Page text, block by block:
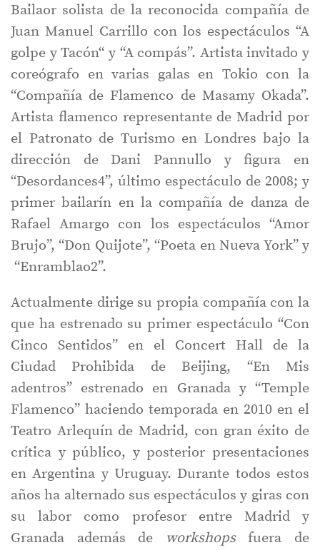
Bailaor solista de la reconocida compañía de
Juan Manuel Carrillo con los espectáculos “A
golpe y Tacón“ y “A compás”. Artista invitado y
coreógrafo en varias galas en Tokio con la
“Compañía de Flamenco de Masamy Okada”.
Artista flamenco representante de Madrid por
el Patronato de Turismo en Londres bajo la
dirección de Dani Pannullo y figura en
“Desordances4”, último espectáculo de 2008; y
primer bailarín en la compañía de danza de
Rafael Amargo con los espectáculos “Amor
Brujo”, “Don Quijote”, “Poeta en Nueva York” y
“Enramblao2”.
Actualmente dirige su propia compañía con la
que ha estrenado su primer espectáculo “Con
Cinco Sentidos” en el Concert Hall de la
Ciudad Prohibida de Beijing, “En Mis
adentros” estrenado en Granada y “Temple
Flamenco” haciendo temporada en 2010 en el
Teatro Arlequín de Madrid, con gran éxito de
crítica y público, y posterior presentaciones
en Argentina y Uruguay. Durante todos estos
años ha alternado sus espectáculos y giras con
su labor como profesor entre Madrid y
Granada además de workshopsfuera de